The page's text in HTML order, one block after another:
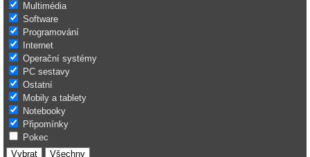
Multimédia
Software
Programování
Internet
Operační systémy
PC sestavy
Ostatní
Mobily a tablety
Notebooky
Připomínky
Pokec